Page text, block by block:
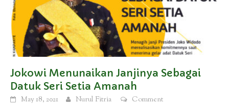
Jokowi Menunaikan Janjinya Sebagai
Datuk Seri Setia Amanah
May 18, 2021 Nurul Fitria
Comment